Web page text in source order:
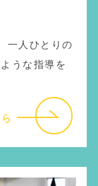
一人ひとりの
うな指導を